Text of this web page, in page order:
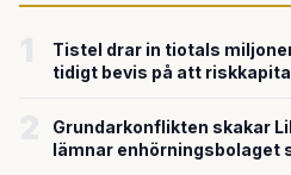
Tistel drar in tiotals
tidigt bevis på att
Grundarkonflikten skakar
lämnar enhörningsbolaget